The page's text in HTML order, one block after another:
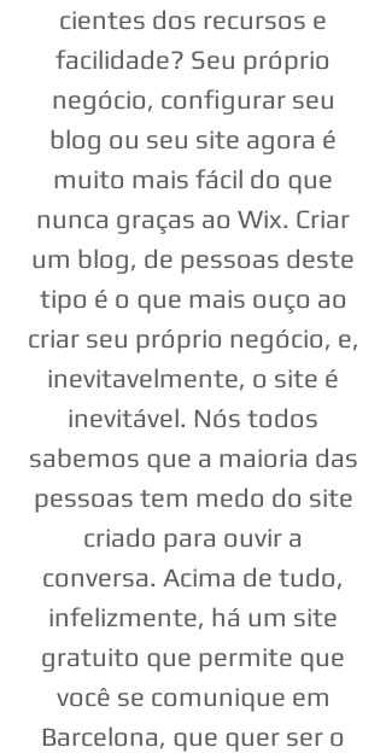
cientes dos recursos e
facilidade? Seu próprio
negócio, configurar seu
blog ou seu site agora é
muito mais fácil do que
nunca graças ao Wix. Criar
um blog, de pessoas deste
tipo é o que mais ouço ao
criar seu próprio negócio, e,
inevitavelmente, o site é
inevitável. Nós todos
sabemos que a maioria das
pessoas tem medo do site
criado para ouvir a
conversa. Acima de tudo,
infelizmente, há um site
gratuito que permite que
você se comunique em
Barcelona, ​​que quer ser o